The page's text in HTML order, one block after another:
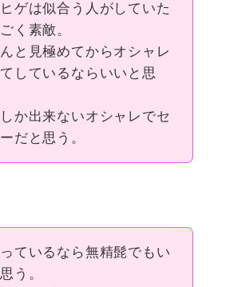
ゲは似合う人がしていた
く素敵。
と見極めてからオシャレ
しているならいいと思
か出来ないオシャレでセ
だと思う。
ているなら無精髭でもい
う。